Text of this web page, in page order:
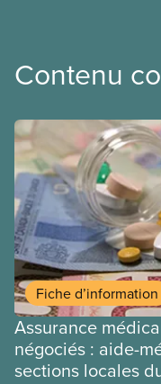
Contenu
Fiche d’information
Assurance
négociés : aide-
sections locales